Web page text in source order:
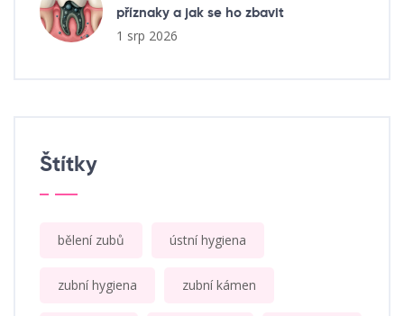
příznaky a jak se ho zbavit
1 srp 2026
Štítky
bělení zubů ústní hygiena
zubní hygiena zubní kámen